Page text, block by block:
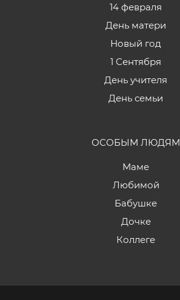
14 февраля
День матери
Новый год
1 Сентября
День учителя
День семьи
ОСОБЫМ ЛЮДЯМ
Маме
Любимой
Бабушке
Дочке
Коллеге